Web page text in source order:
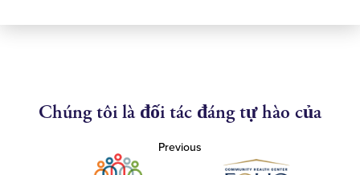
Chúng tôi là đối tác đáng tự hào của
Previous